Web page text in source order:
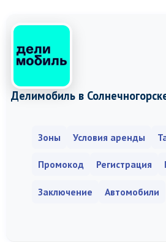
Делимобиль в
Зоны Условия аренды
Промокод Регистрация
Заключение Автомобили